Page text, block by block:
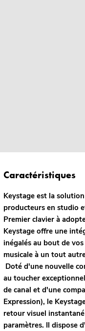
Caractéristiques
Keystage est la
producteurs en studio
Premier clavier à
Keystage offre une
inégalés au bout de
musicale à un tout
Doté d'une nouvelle
au toucher
de canal et d'une
Expression), le
retour visuel instantané
paramètres. Il dispose